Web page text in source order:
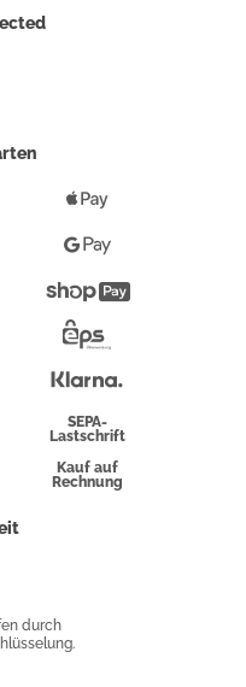
Pay
Google
Pay
Überweisung
SEPA-
Lastschrift
Kauf auf
Rechnung
durch